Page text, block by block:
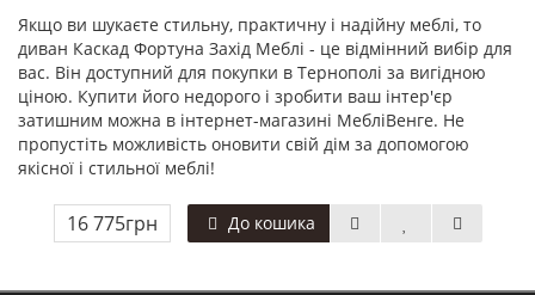
Якщо ви шукаєте стильну, практичну і надійну меблі, то
диван Каскад Фортуна Захід Меблі - це відмінний вибір для
вас. Він доступний для покупки в Тернополі за вигідною
ціною. Купити його недорого і зробити ваш інтер'єр
затишним можна в інтернет-магазині МебліВенге. Не
пропустіть можливість оновити свій дім за допомогою
якісної і стильної меблі!
16 775грн До кошика